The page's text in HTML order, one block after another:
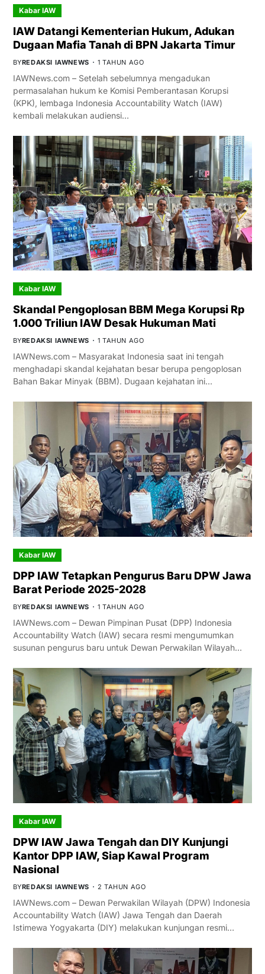
Kabar IAW
IAW Datangi Kementerian Hukum, Adukan
Dugaan Mafia Tanah di BPN Jakarta Timur
BYREDAKSI IAWNEWS 1 TAHUN AGO
IAWNews.com – Setelah sebelumnya mengadukan
permasalahan hukum ke Komisi Pemberantasan Korupsi
(KPK), lembaga Indonesia Accountability Watch (IAW)
kembali melakukan audiensi…
Kabar IAW
Skandal Pengoplosan BBM Mega Korupsi Rp
1.000 Triliun IAW Desak Hukuman Mati
BYREDAKSI IAWNEWS 1 TAHUN AGO
IAWNews.com – Masyarakat Indonesia saat ini tengah
menghadapi skandal kejahatan besar berupa pengoplosan
Bahan Bakar Minyak (BBM). Dugaan kejahatan ini…
Kabar IAW
DPP IAW Tetapkan Pengurus Baru DPW Jawa
Barat Periode 2025-2028
BYREDAKSI IAWNEWS 1 TAHUN AGO
IAWNews.com – Dewan Pimpinan Pusat (DPP) Indonesia
Accountability Watch (IAW) secara resmi mengumumkan
susunan pengurus baru untuk Dewan Perwakilan Wilayah…
Kabar IAW
DPW IAW Jawa Tengah dan DIY Kunjungi
Kantor DPP IAW, Siap Kawal Program
Nasional
BYREDAKSI IAWNEWS 2 TAHUN AGO
IAWNews.com – Dewan Perwakilan Wilayah (DPW) Indonesia
Accountability Watch (IAW) Jawa Tengah dan Daerah
Istimewa Yogyakarta (DIY) melakukan kunjungan resmi…